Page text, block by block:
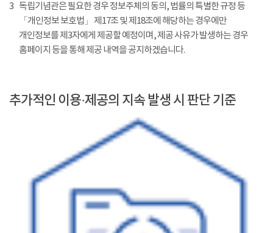
3 독립기념관은 필요한 경우 정보주체의 동의, 법률의 특별한 규정 등
「개인정보 보호법」 제17조 및 제18조에 해당하는 경우에만
개인정보를 제3자에게 제공할 예정이며, 제공 사유가 발생하는 경우
홈페이지 등을 통해 제공 내역을 공지하겠습니다.
추가적인 이용·제공의 지속 발생 시 판단 기준